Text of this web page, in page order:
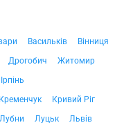
Васильків
Вінниця
Дрогобич
Житомир
Ірпінь
Кременчук
Кривий Ріг
Лубни Луцьк
Львів